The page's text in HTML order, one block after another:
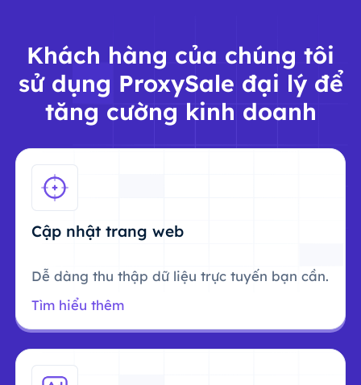
Khách hàng của chúng tôi
sử dụng ProxySale đại lý để
tăng cường kinh doanh
Cập nhật trang web
Dễ dàng thu thập dữ liệu trực tuyến bạn cần.
Tìm hiểu thêm